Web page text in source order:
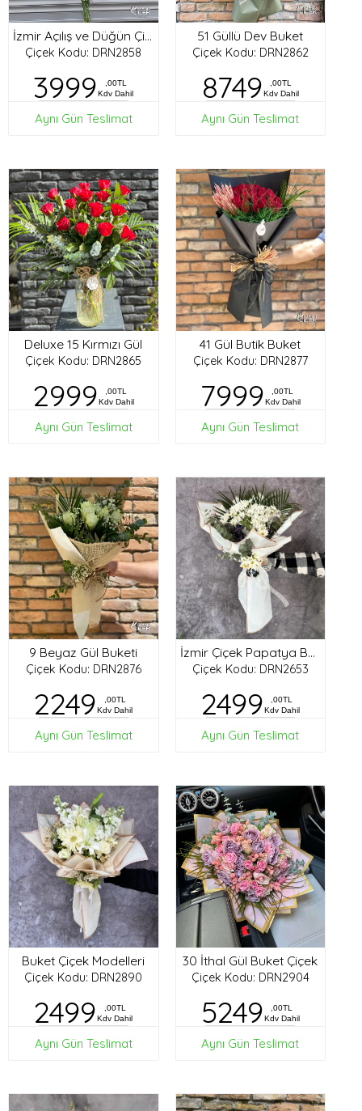
İzmir Açılış ve Düğün Çiçekleri
Çiçek Kodu: DRN2858
3999
,00TL
Kdv Dahil
Aynı Gün Teslimat
51 Güllü Dev Buket
Çiçek Kodu: DRN2862
8749
,00TL
Kdv Dahil
Aynı Gün Teslimat
Deluxe 15 Kırmızı Gül
Çiçek Kodu: DRN2865
2999
,00TL
Kdv Dahil
Aynı Gün Teslimat
41 Gül Butik Buket
Çiçek Kodu: DRN2877
7999
,00TL
Kdv Dahil
Aynı Gün Teslimat
9 Beyaz Gül Buketi
Çiçek Kodu: DRN2876
2249
,00TL
Kdv Dahil
Aynı Gün Teslimat
İzmir Çiçek Papatya Buketi
Çiçek Kodu: DRN2653
2499
,00TL
Kdv Dahil
Aynı Gün Teslimat
Buket Çiçek Modelleri
Çiçek Kodu: DRN2890
2499
,00TL
Kdv Dahil
Aynı Gün Teslimat
30 İthal Gül Buket Çiçek
Çiçek Kodu: DRN2904
5249
,00TL
Kdv Dahil
Aynı Gün Teslimat